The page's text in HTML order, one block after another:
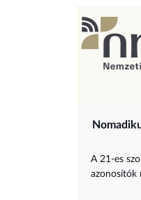
A 21-es
azonosítók